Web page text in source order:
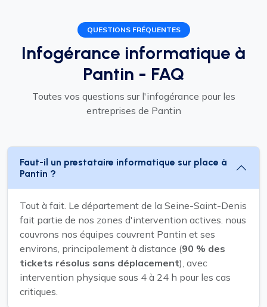
QUESTIONS FRÉQUENTES
Infogérance informatique à
Pantin - FAQ
Toutes vos questions sur l'infogérance pour les
entreprises de Pantin
Faut-il un prestataire informatique sur place à
Pantin ?
Tout à fait. Le département de la Seine-Saint-Denis
fait partie de nos zones d'intervention actives. nous
couvrons nos équipes couvrent Pantin et ses
environs, principalement à distance (90 % des
tickets résolus sans déplacement), avec
intervention physique sous 4 à 24 h pour les cas
critiques.